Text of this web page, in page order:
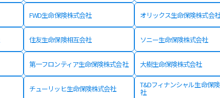
FWD生命保険株式会社 オリックス生命保険株式会社
住友生命保険相互会社 ソニー生命保険株式会社
第一フロンティア生命保険株式会社 大樹生命保険株式会社
チューリッヒ生命保険株式会社 T&Dフィナンシャル生命保
社